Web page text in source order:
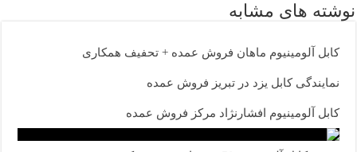
نوشته های مشابه
کابل آلومینیوم ماهان فروش عمده + تحفیف همکاری
نمایندگی کابل یزد در تبریز فروش عمده
کابل آلومینیوم افشارنژاد مرکز فروش عمده